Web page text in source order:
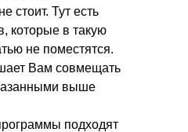
стоит. Тут есть
которые в такую
не поместятся.
Вам совмещать
выше
подходят